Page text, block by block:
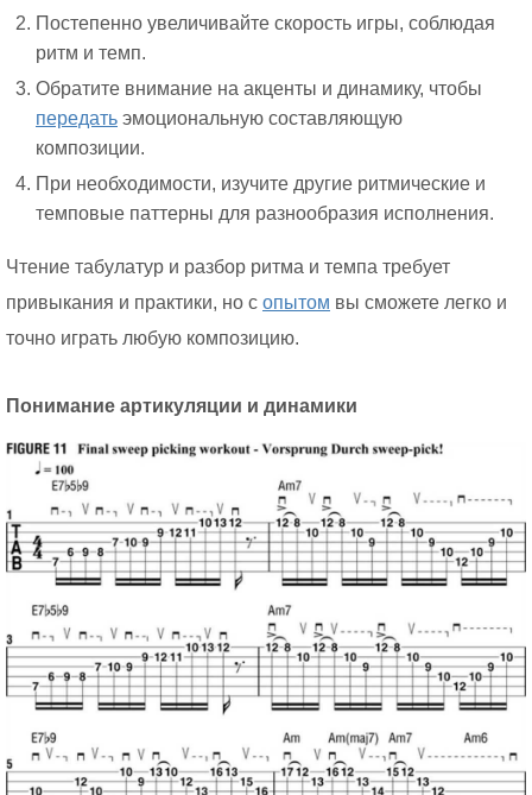
Постепенно увеличивайте скорость игры, соблюдая
ритм и темп.
Обратите внимание на акценты и динамику, чтобы
передать эмоциональную составляющую
композиции.
При необходимости, изучите другие ритмические и
темповые паттерны для разнообразия исполнения.
Чтение табулатур и разбор ритма и темпа требует
привыкания и практики, но с опытом вы сможете легко и
точно играть любую композицию.
Понимание артикуляции и динамики